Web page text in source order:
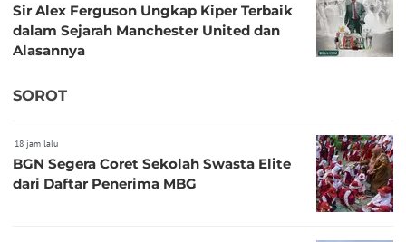
Sir Alex Ferguson Ungkap Kiper Terbaik
dalam Sejarah Manchester United dan
Alasannya
SOROT
18 jam lalu
BGN Segera Coret Sekolah Swasta Elite
dari Daftar Penerima MBG